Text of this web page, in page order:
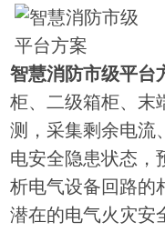
智慧消防市级平台
柜、二级箱柜、末
测，采集剩余电流
电安全隐患状态，
析电气设备回路的
潜在的电气火灾安